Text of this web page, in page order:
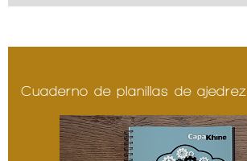
Cuaderno de planillas de ajedrez